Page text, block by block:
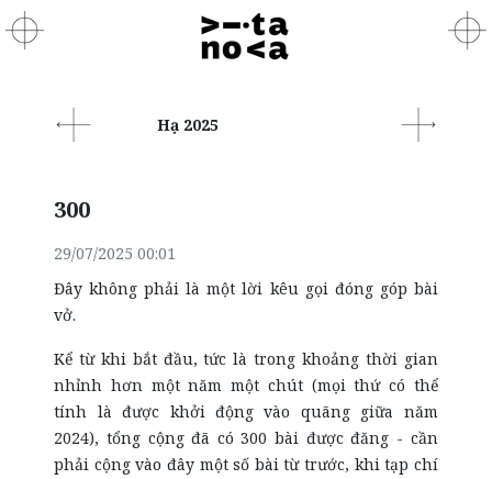
Hạ 2025
300
29/07/2025 00:01
Đây không phải là một lời kêu gọi đóng góp bài
vở.
Kể từ khi bắt đầu, tức là trong khoảng thời gian
nhỉnh hơn một năm một chút (mọi thứ có thể
tính là được khởi động vào quãng giữa năm
2024), tổng cộng đã có 300 bài được đăng - cần
phải cộng vào đây một số bài từ trước, khi tạp chí